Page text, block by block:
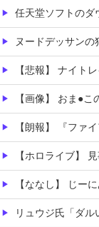
任天堂ソフトのダ
ヌードデッサンの
【悲報】 ナイト
【画像】 おま●
【朗報】 『ファイアー
【ホロライブ】
【ななし】 じーにあす、遊戯王で今月
リュウジ氏「ダルい料理